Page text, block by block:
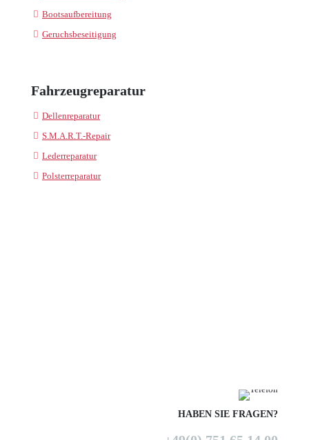
Bootsaufbereitung
Geruchsbeseitigung
Fahrzeugreparatur
Dellenreparatur
S.M.A.R.T.-Repair
Lederreparatur
Polsterreparatur
HABEN SIE FRAGEN?